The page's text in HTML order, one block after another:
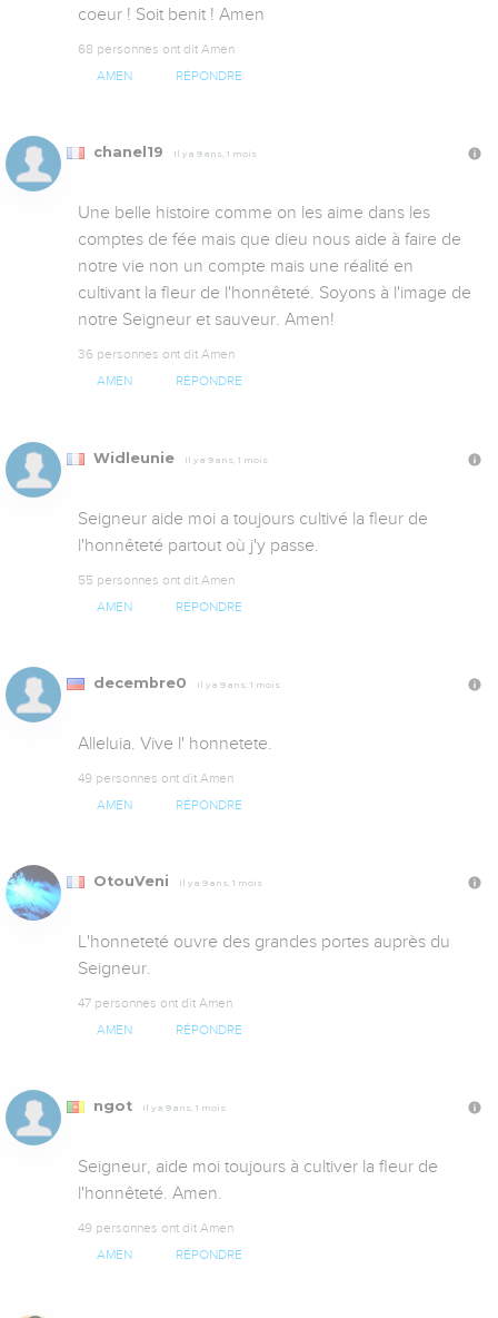
coeur ! Soit benit ! Amen
68 personnes ont dit Amen
AMEN RÉPONDRE
chanel19 Il y a 9 ans, 1 mois
Une belle histoire comme on les aime dans les
comptes de fée mais que dieu nous aide à faire de
notre vie non un compte mais une réalité en
cultivant la fleur de l'honnêteté. Soyons à l'image de
notre Seigneur et sauveur. Amen!
36 personnes ont dit Amen
AMEN RÉPONDRE
Widleunie Il y a 9 ans, 1 mois
Seigneur aide moi a toujours cultivé la fleur de
l'honnêteté partout où j'y passe.
55 personnes ont dit Amen
AMEN RÉPONDRE
decembre0 Il y a 9 ans, 1 mois
Alleluia. Vive l' honnetete.
49 personnes ont dit Amen
AMEN RÉPONDRE
OtouVeni Il y a 9 ans, 1 mois
L'honneteté ouvre des grandes portes auprès du
Seigneur.
47 personnes ont dit Amen
AMEN RÉPONDRE
ngot Il y a 9 ans, 1 mois
Seigneur, aide moi toujours à cultiver la fleur de
l'honnêteté. Amen.
49 personnes ont dit Amen
AMEN RÉPONDRE